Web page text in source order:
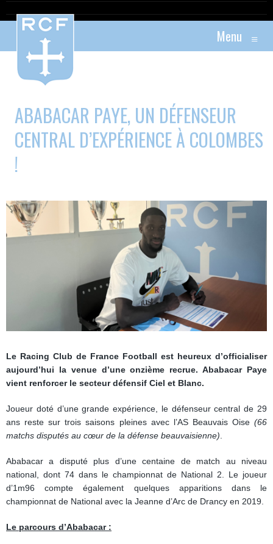
Menu ≡
ABABACAR PAYE, UN DÉFENSEUR
CENTRAL D’EXPÉRIENCE À COLOMBES
!
Le Racing Club de France Football est heureux d’officialiser
aujourd’hui la venue d’une onzième recrue. Ababacar Paye
vient renforcer le secteur défensif Ciel et Blanc.
Joueur doté d’une grande expérience, le défenseur central de 29
ans reste sur trois saisons pleines avec l’AS Beauvais Oise (66
matchs disputés au cœur de la défense beauvaisienne)
Ababacar a disputé plus d’une centaine de match au niveau
national, dont 74 dans le championnat de National 2. Le joueur
d’1m96 compte également quelques apparitions dans le
championnat de National avec la Jeanne d’Arc de Drancy en 2019.
Le parcours d’Ababacar :